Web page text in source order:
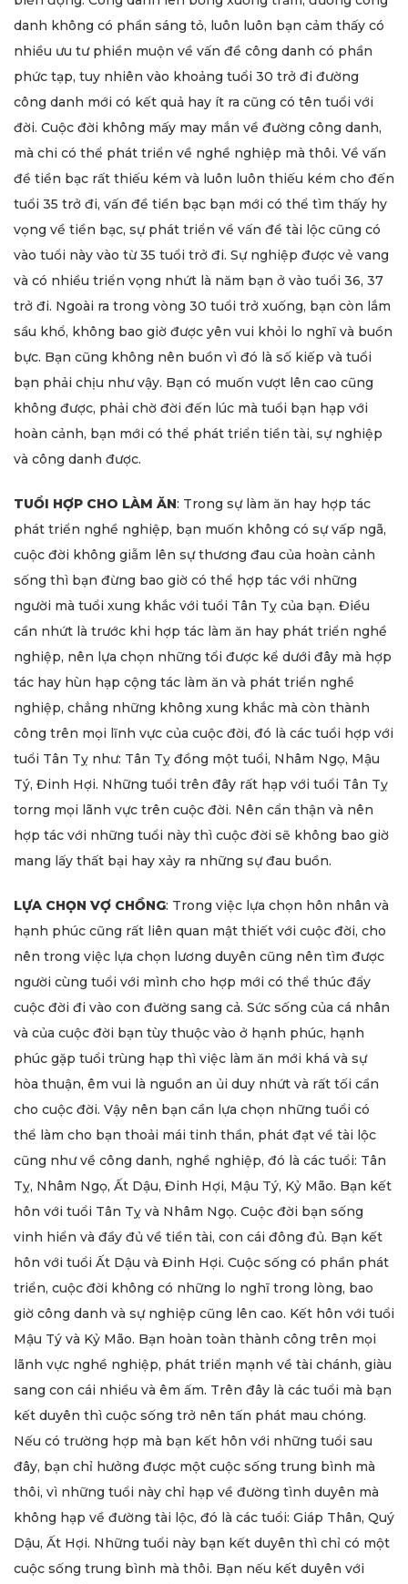
danh không có phần sáng tỏ, luôn luôn bạn cảm thấy có
nhiều ưu tư phiền muộn về vấn đề công danh có phần
phức tạp, tuy nhiên vào khoảng tuổi 30 trở đi đường
công danh mới có kết quả hay ít ra cũng có tên tuổi với
đời. Cuộc đời không mấy may mắn về đường công danh,
mà chi có thể phát triển về nghề nghiệp mà thôi. Về vấn
đề tiền bạc rất thiếu kém và luôn luôn thiếu kém cho đến
tuổi 35 trở đi, vấn đề tiền bạc bạn mới có thể tìm thấy hy
vọng về tiền bạc, sự phát triển về vấn đề tài lộc cũng có
vào tuổi này vào từ 35 tuổi trở đi. Sự nghiệp được vẻ vang
và có nhiều triển vọng nhứt là năm bạn ở vào tuổi 36, 37
trở đi. Ngoài ra trong vòng 30 tuổi trở xuống, bạn còn lắm
sầu khổ, không bao giờ được yên vui khỏi lo nghĩ và buồn
bực. Bạn cũng không nên buồn vì đó là số kiếp và tuổi
bạn phải chịu như vậy. Bạn có muốn vượt lên cao cũng
không được, phải chờ đời đến lúc mà tuổi bạn hạp với
hoàn cảnh, bạn mới có thể phát triển tiền tài, sự nghiệp
và công danh được.
TUỔI HỢP CHO LÀM ĂN: Trong sự làm ăn hay hợp tác
phát triển nghề nghiệp, bạn muốn không có sự vấp ngã,
cuộc đời không giẫm lên sự thương đau của hoàn cảnh
sống thì bạn đừng bao giờ có thể hợp tác với những
người mà tuổi xung khắc với tuổi Tân Tỵ của bạn. Điều
cần nhứt là trước khi hợp tác làm ăn hay phát triển nghề
nghiệp, nên lựa chọn những tổi được kể dưới đây mà hợp
tác hay hùn hạp cộng tác làm ăn và phát triển nghề
nghiệp, chẳng những không xung khắc mà còn thành
công trên mọi lĩnh vực của cuộc đời, đó là các tuổi hợp với
tuổi Tân Tỵ như: Tân Tỵ đồng một tuổi, Nhâm Ngọ, Mậu
Tý, Đinh Hợi. Những tuổi trên đây rất hạp với tuổi Tân Tỵ
torng mọi lãnh vực trên cuộc đời. Nên cẩn thận và nên
hợp tác với những tuổi này thì cuộc đời sẽ không bao giờ
mang lấy thất bại hay xảy ra những sự đau buồn.
LỰA CHỌN VỢ CHỒNG: Trong việc lựa chọn hôn nhân và
hạnh phúc cũng rất liên quan mật thiết với cuộc đời, cho
nên trong việc lựa chọn lương duyên cũng nên tìm được
người cùng tuổi với mình cho hợp mới có thể thúc đẩy
cuộc đời đi vào con đường sang cả. Sức sống của cá nhân
và của cuộc đời bạn tùy thuộc vào ở hạnh phúc, hạnh
phúc gặp tuổi trùng hạp thì việc làm ăn mới khá và sự
hòa thuận, êm vui là nguồn an ủi duy nhứt và rất tối cần
cho cuộc đời. Vậy nên bạn cần lựa chọn những tuổi có
thể làm cho bạn thoải mái tinh thần, phát đạt về tài lộc
cũng như về công danh, nghề nghiệp, đó là các tuổi: Tân
Tỵ, Nhâm Ngọ, Ất Dậu, Đinh Hợi, Mậu Tý, Kỷ Mão. Bạn kết
hôn với tuổi Tân Tỵ và Nhâm Ngọ. Cuộc đời bạn sống
vinh hiển và đầy đủ về tiền tài, con cái đông đủ. Bạn kết
hôn với tuổi Ất Dậu và Đinh Hợi. Cuộc sống có phần phát
triển, cuộc đời không có những lo nghĩ trong lòng, bao
giờ công danh và sự nghiệp cũng lên cao. Kết hôn với tuổi
Mậu Tý và Kỷ Mão. Bạn hoàn toàn thành công trên mọi
lãnh vực nghề nghiệp, phát triển mạnh về tài chánh, giàu
sang con cái nhiều và êm ấm. Trên đây là các tuổi mà bạn
kết duyên thì cuộc sống trở nên tấn phát mau chóng.
Nếu có trường hợp mà bạn kết hôn với những tuổi sau
đây, bạn chỉ hưởng được một cuộc sống trung bình mà
thôi, vì những tuổi này chỉ hạp về đường tình duyên mà
không hạp về đường tài lộc, đó là các tuổi: Giáp Thân, Quý
Dậu, Ất Hợi. Những tuổi này bạn kết duyên thì chỉ có một
cuộc sống trung bình mà thôi. Bạn nếu kết duyên với